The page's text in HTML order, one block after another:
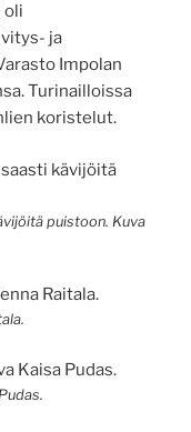
oli
ja
Impolan
Turinailloissa
koristelut.
puistoon. Kuva